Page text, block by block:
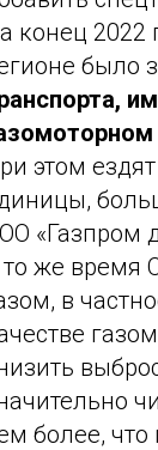
конец
было
этом
«Газпром
же время
в
более,